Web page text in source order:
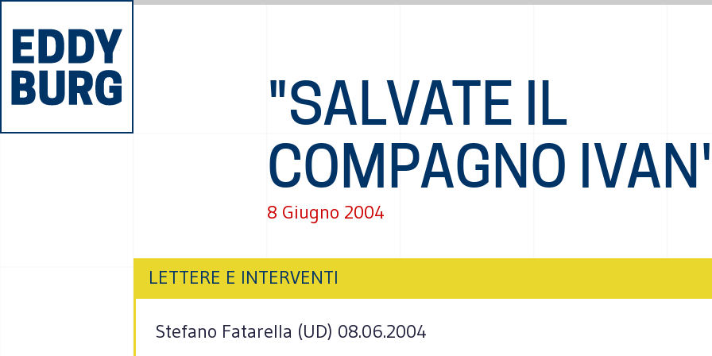
"SALVATE IL
COMPAGNO
8 Giugno 2004
LETTERE E INTERVENTI
Stefano Fatarella (UD) 08.06.2004